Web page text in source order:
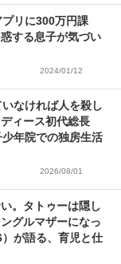
リに300万円課
する息子が気づい
2024/01/12
いなければ人を殺し
ィース初代総長
少年院での独房生活
2026/08/01
。タトゥーは隠し
グルマザーになっ
が語る、育児と仕